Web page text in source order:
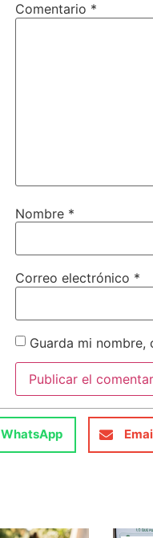
Comentario *
Nombre *
Correo electrónico *
Guarda mi
WhatsApp